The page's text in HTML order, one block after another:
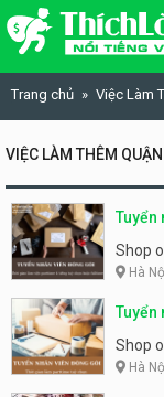
Skip to content
Trang chủ Việc Làm
VIỆC LÀM THÊM
Tuyển
Shop
Hà
Tuyển
Shop
Hà